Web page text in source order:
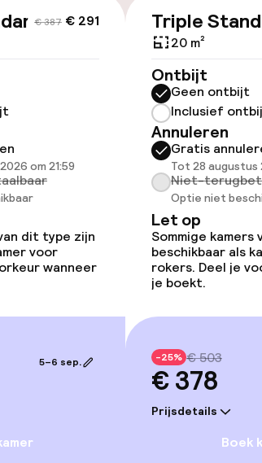
beschikbaar
€ 387 € 291
om 21:59
dit type zijn
voor
wanneer
5–6 sep.
Triple
20 m²
Ontbijt
Geen ontbijt
Inclusief
Annuleren
Gratis
Tot 28 augustus
Niet-
Optie niet
Let op
Sommige
beschikbaar als
rokers. Deel je
je boekt.
-25% € 503
€ 378
Prijsdetails
Boek